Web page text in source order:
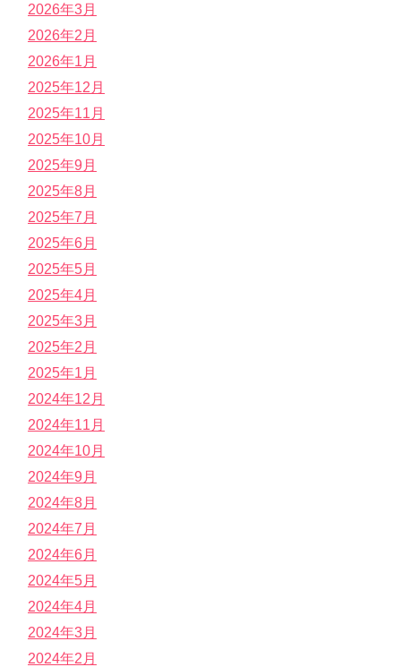
2026年3月
2026年2月
2026年1月
2025年12月
2025年11月
2025年10月
2025年9月
2025年8月
2025年7月
2025年6月
2025年5月
2025年4月
2025年3月
2025年2月
2025年1月
2024年12月
2024年11月
2024年10月
2024年9月
2024年8月
2024年7月
2024年6月
2024年5月
2024年4月
2024年3月
2024年2月